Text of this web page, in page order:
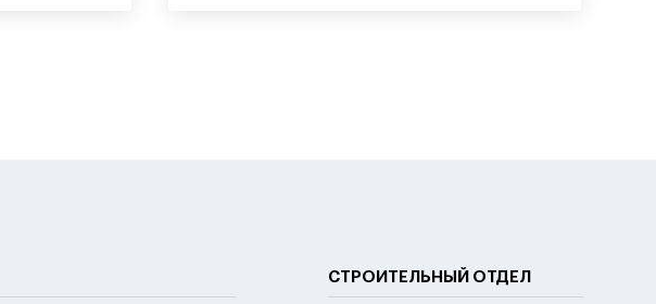
СТРОИТЕЛЬНЫЙ ОТДЕЛ